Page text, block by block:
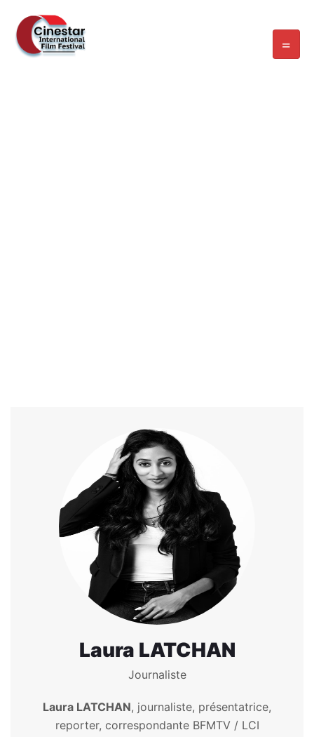
Laura LATCHAN
Journaliste
Laura LATCHAN, journaliste, présentatrice,
reporter, correspondante BFMTV / LCI